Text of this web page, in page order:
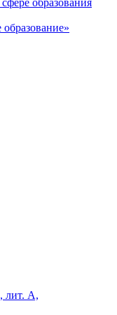
образования
лит. А,